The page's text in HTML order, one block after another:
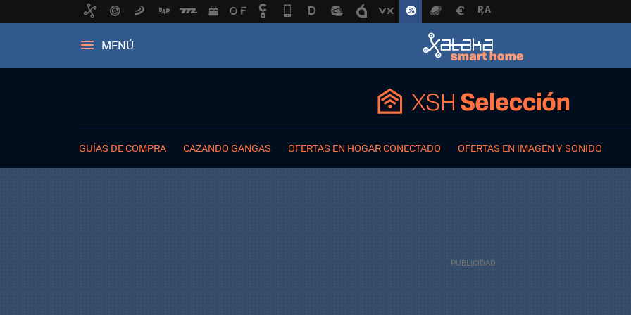
MENÚ
GUÍAS DE COMPRA CAZANDO GANGAS OFERTAS EN HOGAR CONECTADO OFERTAS EN IMAGEN Y SONIDO